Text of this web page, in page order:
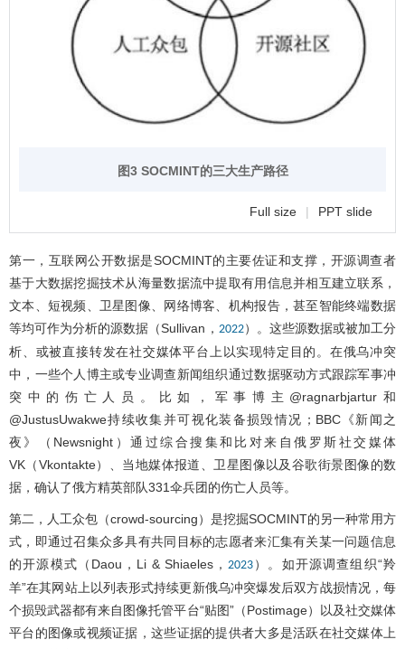
图3 SOCMINT的三大生产路径
Full size | PPT slide
第一，互联网公开数据是SOCMINT的主要佐证和支撑，开源调查者
基于大数据挖掘技术从海量数据流中提取有用信息并相互建立联系，
文本、短视频、卫星图像、网络博客、机构报告，甚至智能终端数据
等均可作为分析的源数据（Sullivan， 2022）。这些源数据或被加工分
析、或被直接转发在社交媒体平台上以实现特定目的。在俄乌冲突
中，一些个人博主或专业调查新闻组织通过数据驱动方式跟踪军事冲
突中的伤亡人员。比如，军事博主@ragnarbjartur和
@JustusUwakwe持续收集并可视化装备损毁情况；BBC《新闻之
夜》（Newsnight）通过综合搜集和比对来自俄罗斯社交媒体
VK（Vkontakte）、当地媒体报道、卫星图像以及谷歌街景图像的数
据，确认了俄方精英部队331伞兵团的伤亡人员等。
第二，人工众包（crowd-sourcing）是挖掘SOCMINT的另一种常用方
式，即通过召集众多具有共同目标的志愿者来汇集有关某一问题信息
的开源模式（Daou，Li & Shiaeles， 2023 ）。如开源调查组织“羚
羊”在其网站上以列表形式持续更新俄乌冲突爆发后双方战损情况，每
个损毁武器都有来自图像托管平台“贴图”（Postimage）以及社交媒体
平台的图像或视频证据，这些证据的提供者大多是活跃在社交媒体上